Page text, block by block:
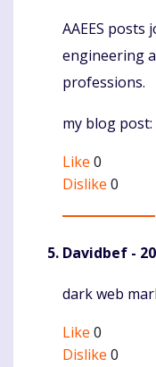
Komentaras
AAEES
engineering
professions.
my blog post:
Like 0
Dislike 0
Davidbef -
Komentaras
dark web
Like 0
Dislike 0